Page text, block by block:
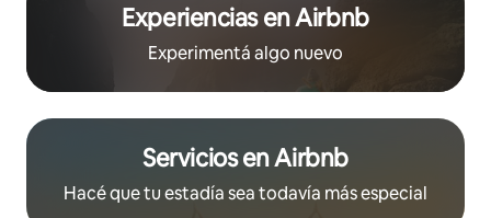
Experiencias en Airbnb
Experimentá algo nuevo
Servicios en Airbnb
Hacé que tu estadía sea todavía más especial